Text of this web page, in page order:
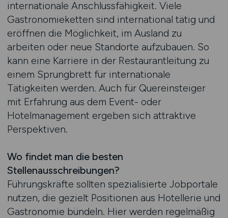
internationale Anschlussfähigkeit. Viele
Gastronomieketten sind international tätig und
eröffnen die Möglichkeit, im Ausland zu
arbeiten oder neue Standorte aufzubauen. So
kann eine Karriere in der Restaurantleitung zu
einem Sprungbrett für internationale
Tätigkeiten werden. Auch für Quereinsteiger
mit Erfahrung aus dem Event- oder
Hotelmanagement ergeben sich attraktive
Perspektiven.
Wo findet man die besten
Stellenausschreibungen?
Führungskräfte sollten spezialisierte Jobportale
nutzen, die gezielt Positionen aus Hotellerie und
Gastronomie bündeln. Hier werden regelmäßig